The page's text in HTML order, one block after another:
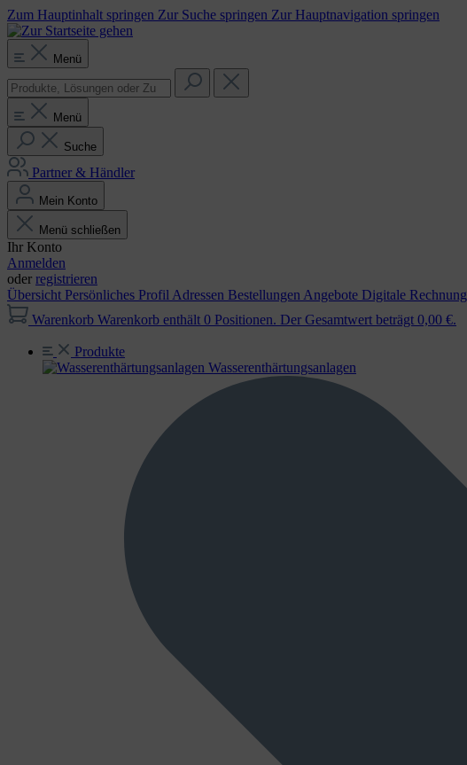
Zum Hauptinhalt springen Zur Suche springen Zur Hauptnavigation springen
Menü
Menü
Suche
Partner & Händler
Mein Konto
Menü schließen
Ihr Konto
Anmelden
oder registrieren
Übersicht Persönliches Profil Adressen Bestellungen Angebote Digitale Rechnung
Warenkorb Warenkorb enthält 0 Positionen. Der Gesamtwert beträgt 0,00 €.
Produkte
Wasser­enthärtungs­anlagen